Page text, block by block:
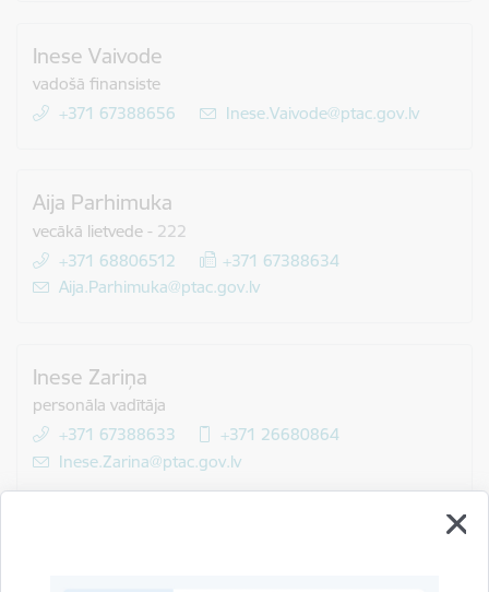
Inese Vaivode
vadošā finansiste
+371 67388656
E-pasts:
Inese.Vaivode@ptac.gov.lv
Aija Parhimuka
vecākā lietvede - 222
+371 68806512
+371 67388634
E-pasts:
Aija.Parhimuka@ptac.gov.lv
Inese Zariņa
personāla vadītāja
+371 67388633
+371 26680864
E-pasts:
Inese.Zarina@ptac.gov.lv